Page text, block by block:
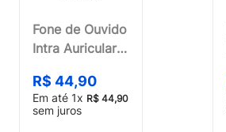
Fone de Ouvido
Intra Auricular
PH333
R$ 44,90
Em até 1x R$ 44,90
sem juros